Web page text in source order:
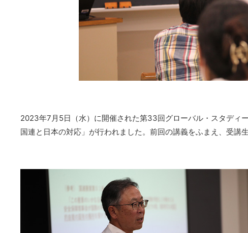
2023年7月5日（水）に開催された第33回グローバル・スタディ
国連と日本の対応」が行われました。前回の講義をふまえ、受講